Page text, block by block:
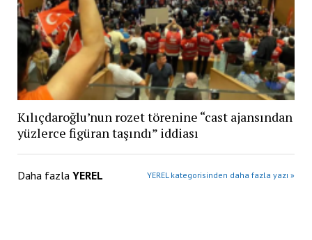
Kılıçdaroğlu’nun rozet törenine “cast ajansından
yüzlerce figüran taşındı” iddiası
Daha fazla YEREL YEREL kategorisinden daha fazla yazı »